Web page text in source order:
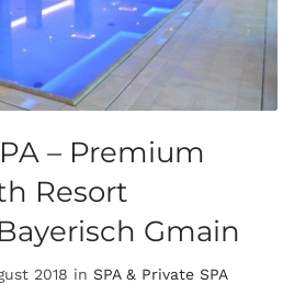
– Premium
Resort
Gmain
2018 in SPA & Private SPA